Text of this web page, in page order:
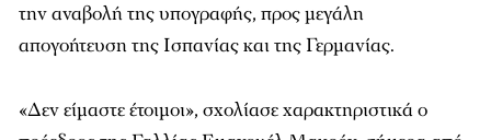
την αναβολή της υπογραφής, προς μεγάλη
απογοήτευση της Ισπανίας και της Γερμανίας.
«Δεν είμαστε έτοιμοι», σχολίασε χαρακτηριστικά ο